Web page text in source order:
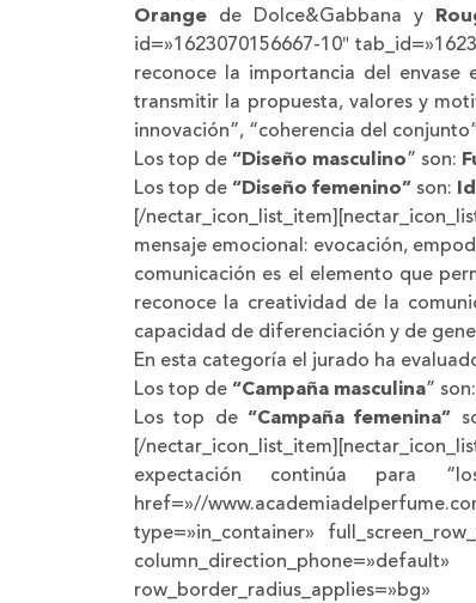
Orange de Dolce&Gabbana y
id=»1623070156667-10″
reconoce la importancia del
transmitir la propuesta, valores y
innovación”, “coherencia del
Los top de “Diseño masculino” son:
Los top de “Diseño femenino” son:
[/
mensaje emocional: evocación,
comunicación es el elemento que
reconoce la creatividad de la
capacidad de diferenciación y de
En esta categoría el jurado ha
Los top de “Campaña masculina” son:
Los top de “Campaña femenina”
[/
expectación continúa para
href=»//
type=»in_container»